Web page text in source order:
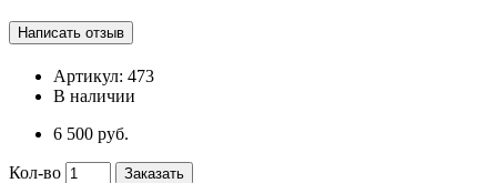
Артикул: 473
В наличии
6 500 руб.
Кол-во
Заказать